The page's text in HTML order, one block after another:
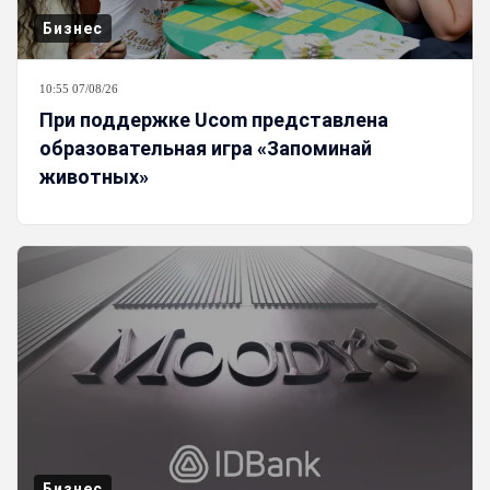
Бизнес
10:55 07/08/26
При поддержке Ucom представлена
образовательная игра «Запоминай
животных»